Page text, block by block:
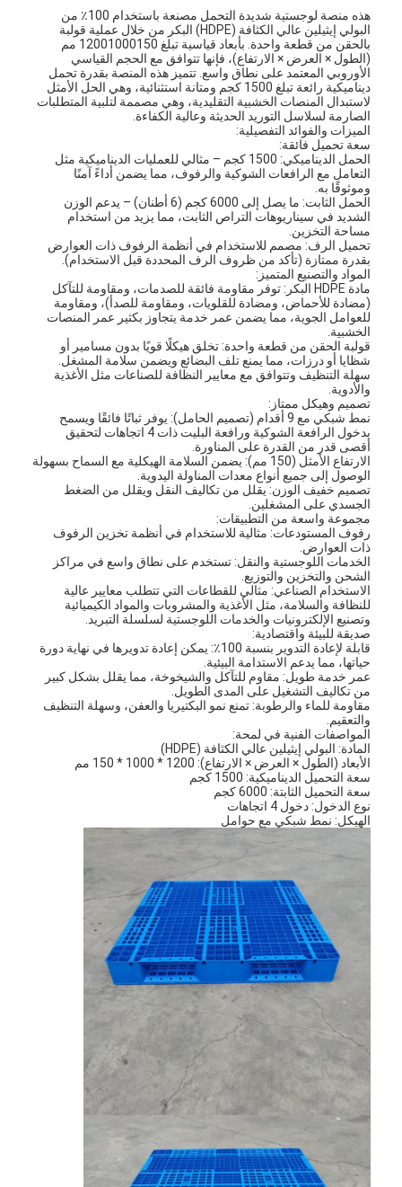
الصفحة الرئيسية
منتجات
فيديوهات
هذه منصة لوجستية شديدة التحمل مصنعة باستخدام 100٪ من
البولي إيثيلين عالي الكثافة (HDPE) البكر من خلال عملية قولبة
بالحقن من قطعة واحدة. بأبعاد قياسية تبلغ 12001000150 مم
(الطول × العرض × الارتفاع)، فإنها تتوافق مع الحجم القياسي
الأوروبي المعتمد على نطاق واسع. تتميز هذه المنصة بقدرة تحمل
ديناميكية رائعة تبلغ 1500 كجم ومتانة استثنائية، وهي الحل الأمثل
لاستبدال المنصات الخشبية التقليدية، وهي مصممة لتلبية المتطلبات
الصارمة لسلاسل التوريد الحديثة وعالية الكفاءة.
الميزات والفوائد التفصيلية:
سعة تحميل فائقة:
الحمل الديناميكي: 1500 كجم – مثالي للعمليات الديناميكية مثل
التعامل مع الرافعات الشوكية والرفوف، مما يضمن أداءً آمنًا
وموثوقًا به.
الحمل الثابت: ما يصل إلى 6000 كجم (6 أطنان) – يدعم الوزن
الشديد في سيناريوهات التراص الثابت، مما يزيد من استخدام
مساحة التخزين.
تحميل الرف: مصمم للاستخدام في أنظمة الرفوف ذات العوارض
بقدرة ممتازة (تأكد من ظروف الرف المحددة قبل الاستخدام).
المواد والتصنيع المتميز:
مادة HDPE البكر: توفر مقاومة فائقة للصدمات، ومقاومة للتآكل
(مضادة للأحماض، ومضادة للقلويات، ومقاومة للصدأ)، ومقاومة
للعوامل الجوية، مما يضمن عمر خدمة يتجاوز بكثير عمر المنصات
الخشبية.
قولبة الحقن من قطعة واحدة: تخلق هيكلًا قويًا بدون مسامير أو
شظايا أو درزات، مما يمنع تلف البضائع ويضمن سلامة المشغل.
سهلة التنظيف وتتوافق مع معايير النظافة للصناعات مثل الأغذية
والأدوية.
تصميم وهيكل ممتاز:
نمط شبكي مع 9 أقدام (تصميم الحامل): يوفر ثباتًا فائقًا ويسمح
بدخول الرافعة الشوكية ورافعة البليت ذات 4 اتجاهات لتحقيق
أقصى قدر من القدرة على المناورة.
الارتفاع الأمثل (150 مم): يضمن السلامة الهيكلية مع السماح بسهولة
الوصول إلى جميع أنواع معدات المناولة اليدوية.
تصميم خفيف الوزن: يقلل من تكاليف النقل ويقلل من الضغط
الجسدي على المشغلين.
مجموعة واسعة من التطبيقات:
رفوف المستودعات: مثالية للاستخدام في أنظمة تخزين الرفوف
ذات العوارض.
الخدمات اللوجستية والنقل: تستخدم على نطاق واسع في مراكز
الشحن والتخزين والتوزيع.
الاستخدام الصناعي: مثالي للقطاعات التي تتطلب معايير عالية
للنظافة والسلامة، مثل الأغذية والمشروبات والمواد الكيميائية
وتصنيع الإلكترونيات والخدمات اللوجستية لسلسلة التبريد.
صديقة للبيئة واقتصادية:
قابلة لإعادة التدوير بنسبة 100٪: يمكن إعادة تدويرها في نهاية دورة
حياتها، مما يدعم الاستدامة البيئية.
عمر خدمة طويل: مقاوم للتآكل والشيخوخة، مما يقلل بشكل كبير
من تكاليف التشغيل على المدى الطويل.
مقاومة للماء والرطوبة: تمنع نمو البكتيريا والعفن، وسهلة التنظيف
والتعقيم.
المواصفات الفنية في لمحة:
المادة: البولي إيثيلين عالي الكثافة (HDPE)
الأبعاد (الطول × العرض × الارتفاع): 1200 * 1000 * 150 مم
سعة التحميل الديناميكية: 1500 كجم
سعة التحميل الثابتة: 6000 كجم
نوع الدخول: دخول 4 اتجاهات
الهيكل: نمط شبكي مع حوامل